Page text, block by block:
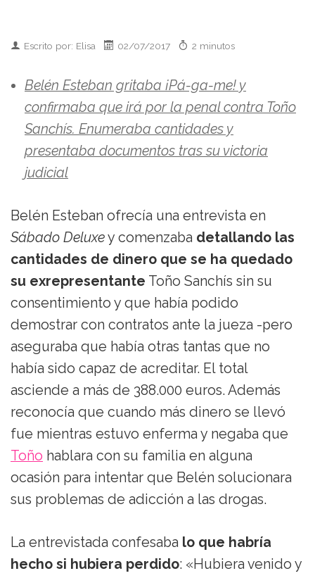
Escrito por: Elisa 02/07/2017 2 minutos
Belén Esteban gritaba ¡Pá-ga-me! y
confirmaba que irá por la penal contra Toño
Sanchís. Enumeraba cantidades y
presentaba documentos tras su victoria
judicial
Belén Esteban ofrecía una entrevista en
Sábado Deluxey comenzaba detallando las
cantidades de dinero que se ha quedado
su exrepresentante Toño Sanchís sin su
consentimiento y que había podido
demostrar con contratos ante la jueza -pero
aseguraba que había otras tantas que no
había sido capaz de acreditar. El total
asciende a más de 388.000 euros. Además
reconocía que cuando más dinero se llevó
fue mientras estuvo enferma y negaba que
Toño hablara con su familia en alguna
ocasión para intentar que Belén solucionara
sus problemas de adicción a las drogas.
La entrevistada confesaba lo que habría
hecho si hubiera perdido: «Hubiera venido y